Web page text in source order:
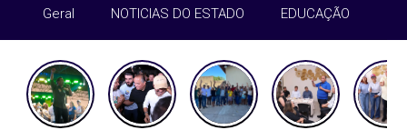
Geral NOTICIAS DO ESTADO EDUCAÇÃO